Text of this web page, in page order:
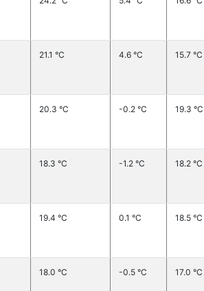
21.1 °C 4.6 °C 15.7 °C
20.3 °C -0.2 °C 19.3 °C
18.3 °C -1.2 °C 18.2 °C
19.4 °C 0.1 °C 18.5 °C
18.0 °C -0.5 °C 17.0 °C